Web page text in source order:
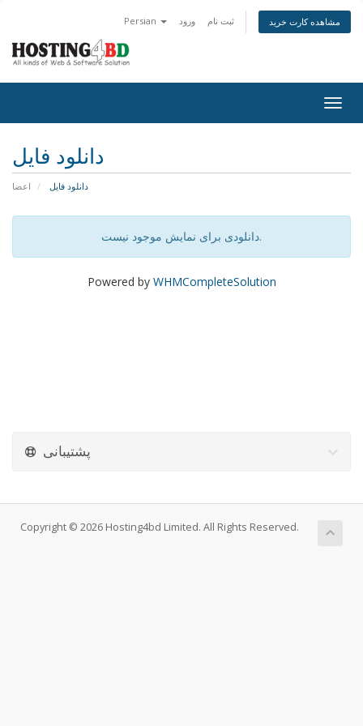
Persian ورود ثبت نام مشاهده کارت خرید
دانلود فایل
اعضا دانلود فایل
دانلودی برای نمایش موجود نیست.
Powered by WHMCompleteSolution
پشتیبانی
Copyright © 2026 Hosting4bd Limited. All Rights Reserved.